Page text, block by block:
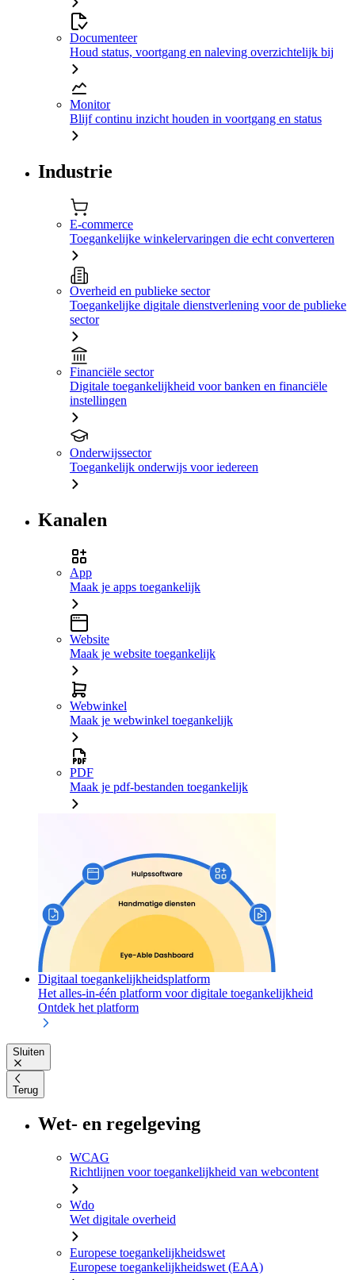
Documenteer
Houd status, voortgang en naleving overzichtelijk bij
Monitor
Blijf continu inzicht houden in voortgang en status
Industrie
E-commerce
Toegankelijke winkelervaringen die echt converteren
Overheid en publieke sector
Toegankelijke digitale dienstverlening voor de publieke
sector
Financiële sector
Digitale toegankelijkheid voor banken en financiële
instellingen
Onderwijssector
Toegankelijk onderwijs voor iedereen
Kanalen
App
Maak je apps toegankelijk
Website
Maak je website toegankelijk
Webwinkel
Maak je webwinkel toegankelijk
PDF
Maak je pdf-bestanden toegankelijk
Digitaal toegankelijkheidsplatform
Het alles-in-één platform voor digitale toegankelijkheid
Ontdek het platform
Sluiten
Terug
Wet- en regelgeving
WCAG
Richtlijnen voor toegankelijkheid van webcontent
Wdo
Wet digitale overheid
Europese toegankelijkheidswet
Europese toegankelijkheidswet (EAA)